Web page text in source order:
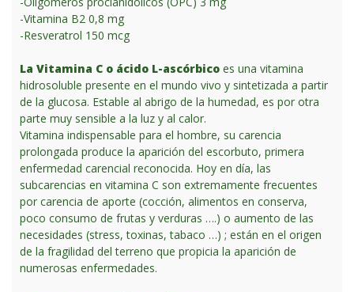
-Vitamina B2 0,8 mg
-Resveratrol 150 mcg
La Vitamina C o ácido L-ascórbico es una vitamina
hidrosoluble presente en el mundo vivo y sintetizada a partir
de la glucosa. Estable al abrigo de la humedad, es por otra
parte muy sensible a la luz y al calor.
Vitamina indispensable para el hombre, su carencia
prolongada produce la aparición del escorbuto, primera
enfermedad carencial reconocida. Hoy en día, las
subcarencias en vitamina C son extremamente frecuentes
por carencia de aporte (cocción, alimentos en conserva,
poco consumo de frutas y verduras ….) o aumento de las
necesidades (stress, toxinas, tabaco …) ; están en el origen
de la fragilidad del terreno que propicia la aparición de
numerosas enfermedades.